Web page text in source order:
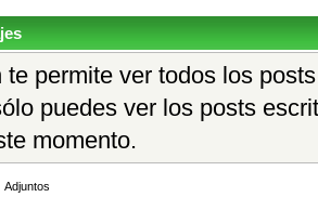
te permite ver todos los
puedes ver los posts
momento.
Adjuntos